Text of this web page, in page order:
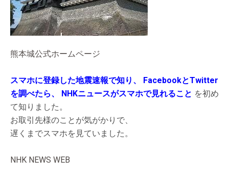
熊本城公式ホームページ
スマホに登録した地震速報で知り、
FacebookとTwitter
を調べたら、
NHKニュースがスマホで見れること を初め
て知りました。
お取引先様のことが気がかりで、
遅くまでスマホを見ていました。
NHK NEWS WEB